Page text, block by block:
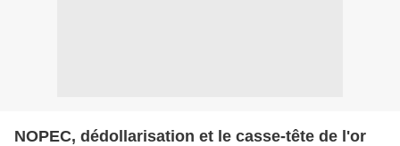
NOPEC, dédollarisation et le casse-tête de l'or